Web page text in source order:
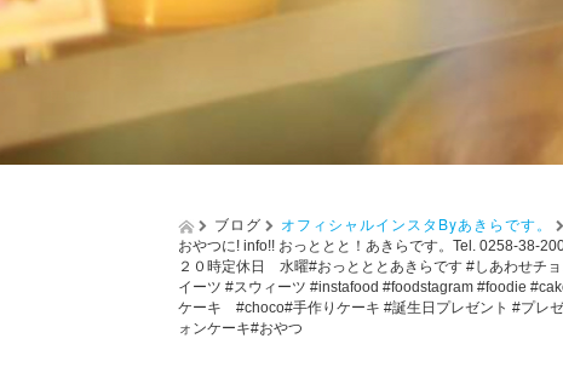
ブログ オフィシャルインスタByあきらです。
おやつに! info!! おっととと！あきらです。Tel. 0258-
２０時定休日 水曜#おっとととあきらです #しあわせチ
イーツ #スウィーツ #instafood #foodstagram #foodie
ケーキ #choco#手作りケーキ #誕生日プレゼント #プレ
ォンケーキ#おやつ